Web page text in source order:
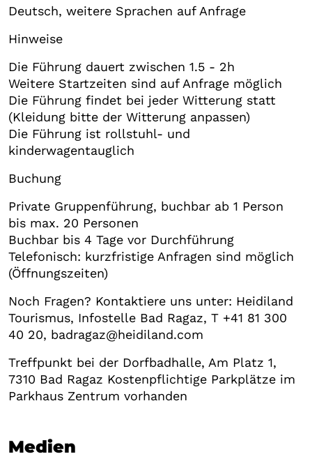
Deutsch, weitere Sprachen auf Anfrage
Hinweise
Die Führung dauert zwischen 1.5 - 2h
Weitere Startzeiten sind auf Anfrage möglich
Die Führung findet bei jeder Witterung statt
(Kleidung bitte der Witterung anpassen)
Die Führung ist rollstuhl- und
kinderwagentauglich
Buchung
Private Gruppenführung, buchbar ab 1 Person
bis max. 20 Personen
Buchbar bis 4 Tage vor Durchführung
Telefonisch: kurzfristige Anfragen sind möglich
(Öffnungszeiten)
Noch Fragen? Kontaktiere uns unter: Heidiland
Tourismus, Infostelle Bad Ragaz, T +41 81 300
40 20, badragaz@heidiland.com
Treffpunkt bei der Dorfbadhalle, Am Platz 1,
7310 Bad Ragaz Kostenpflichtige Parkplätze im
Parkhaus Zentrum vorhanden
Medien